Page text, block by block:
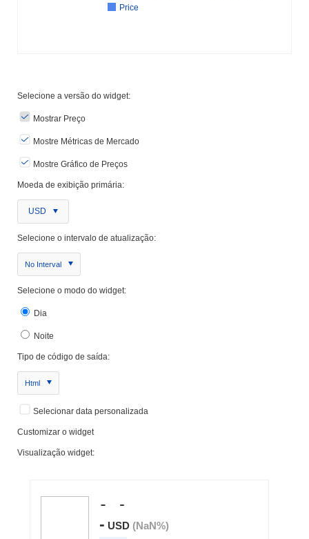
Price
Selecione a versão do widget:
Mostrar Preço
Mostre Métricas de Mercado
Mostre Gráfico de Preços
Moeda de exibição primária:
USD
Selecione o intervalo de atualização:
No Interval
Selecione o modo do widget:
Dia
Noite
Tipo de código de saída:
Html
Selecionar data personalizada
Customizar o widget
Visualização widget: